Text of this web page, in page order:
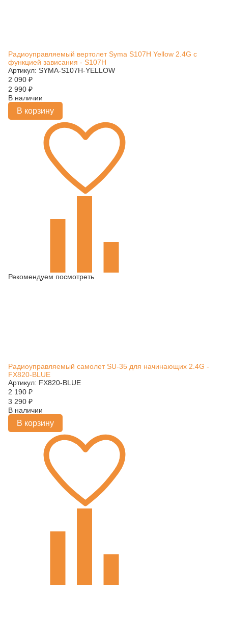
Радиоуправляемый вертолет Syma S107H Yellow 2.4G с
функцией зависания - S107H
Артикул: SYMA-S107H-YELLOW
2 090 ₽
2 990 ₽
В наличии
В корзину
Рекомендуем посмотреть
Радиоуправляемый самолет SU-35 для начинающих 2.4G -
FX820-BLUE
Артикул: FX820-BLUE
2 190 ₽
3 290 ₽
В наличии
В корзину